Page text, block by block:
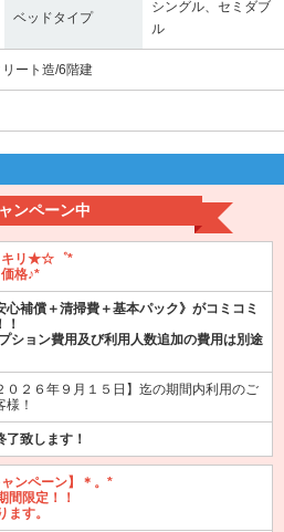
ベッドタイプ
シングル、セミダブ
ル
ート造/6階建
ンペーン中
キリ★☆゜*
格♪*
心補償＋清掃費＋基本パック》がコミコミ
ション費用及び利用人数追加の費用は別途
０２６年９月１５日】迄の期間内利用のご
様！
了致します！
ンペーン】＊。*
限定！！
す。